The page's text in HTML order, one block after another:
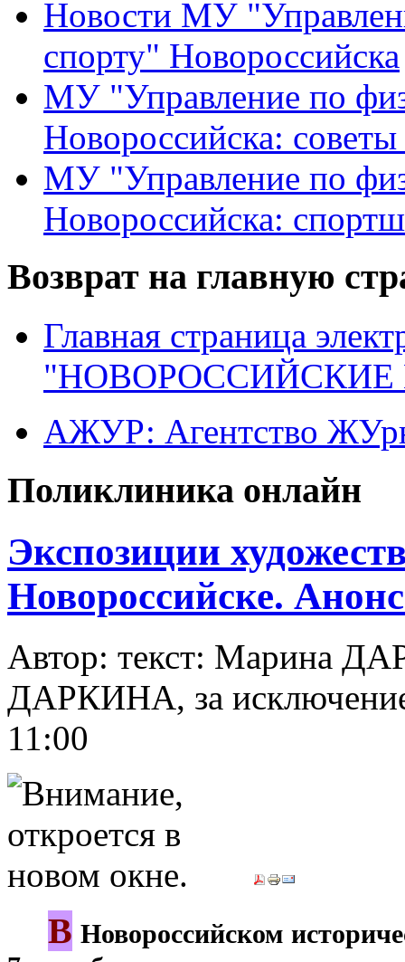
Новости МУ
спорту" Новороссийска
МУ "Управление по
Новороссийска:
МУ "Управление по
Новороссийска:
Возврат на главную
Главная страница
"НОВОРОССИЙСКИЕ
АЖУР: Агентство
Поликлиника онлайн
Экспозиции
Новороссийске.
Автор: текст: Марина
ДАРКИНА, за
11:00
В Новороссийском